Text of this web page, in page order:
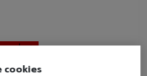
producto
cookies